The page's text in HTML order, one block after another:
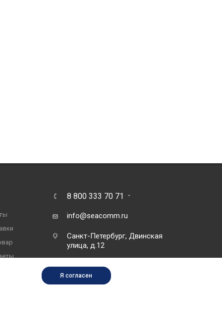
8 800 333 70 71
info@seacomm.ru
Санкт-Петербург, Двинская
улица, д.12
Я согласен